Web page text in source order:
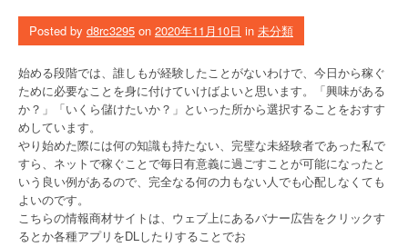
Posted by d8rc3295 on 2020年11月10日 in 未分類
始める段階では、誰しもが経験したことがないわけで、今日から稼ぐ
ために必要なことを身に付けていけばよいと思います。「興味がある
か？」「いくら儲けたいか？」といった所から選択することをおすす
めしています。
やり始めた際には何の知識も持たない、完璧な未経験者であった私で
すら、ネットで稼ぐことで毎日有意義に過ごすことが可能になったと
いう良い例があるので、完全なる何の力もない人でも心配しなくても
よいのです。
こちらの情報商材サイトは、ウェブ上にあるバナー広告をクリックす
るとか各種アプリをDLしたりすることでお